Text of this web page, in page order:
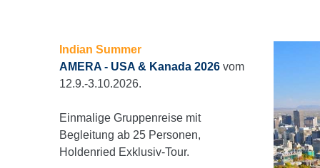
Indian Summer
AMERA - USA & Kanada 2026 vom
12.9.-3.10.2026.
Einmalige Gruppenreise mit
Begleitung ab 25 Personen,
Holdenried Exklusiv-Tour.